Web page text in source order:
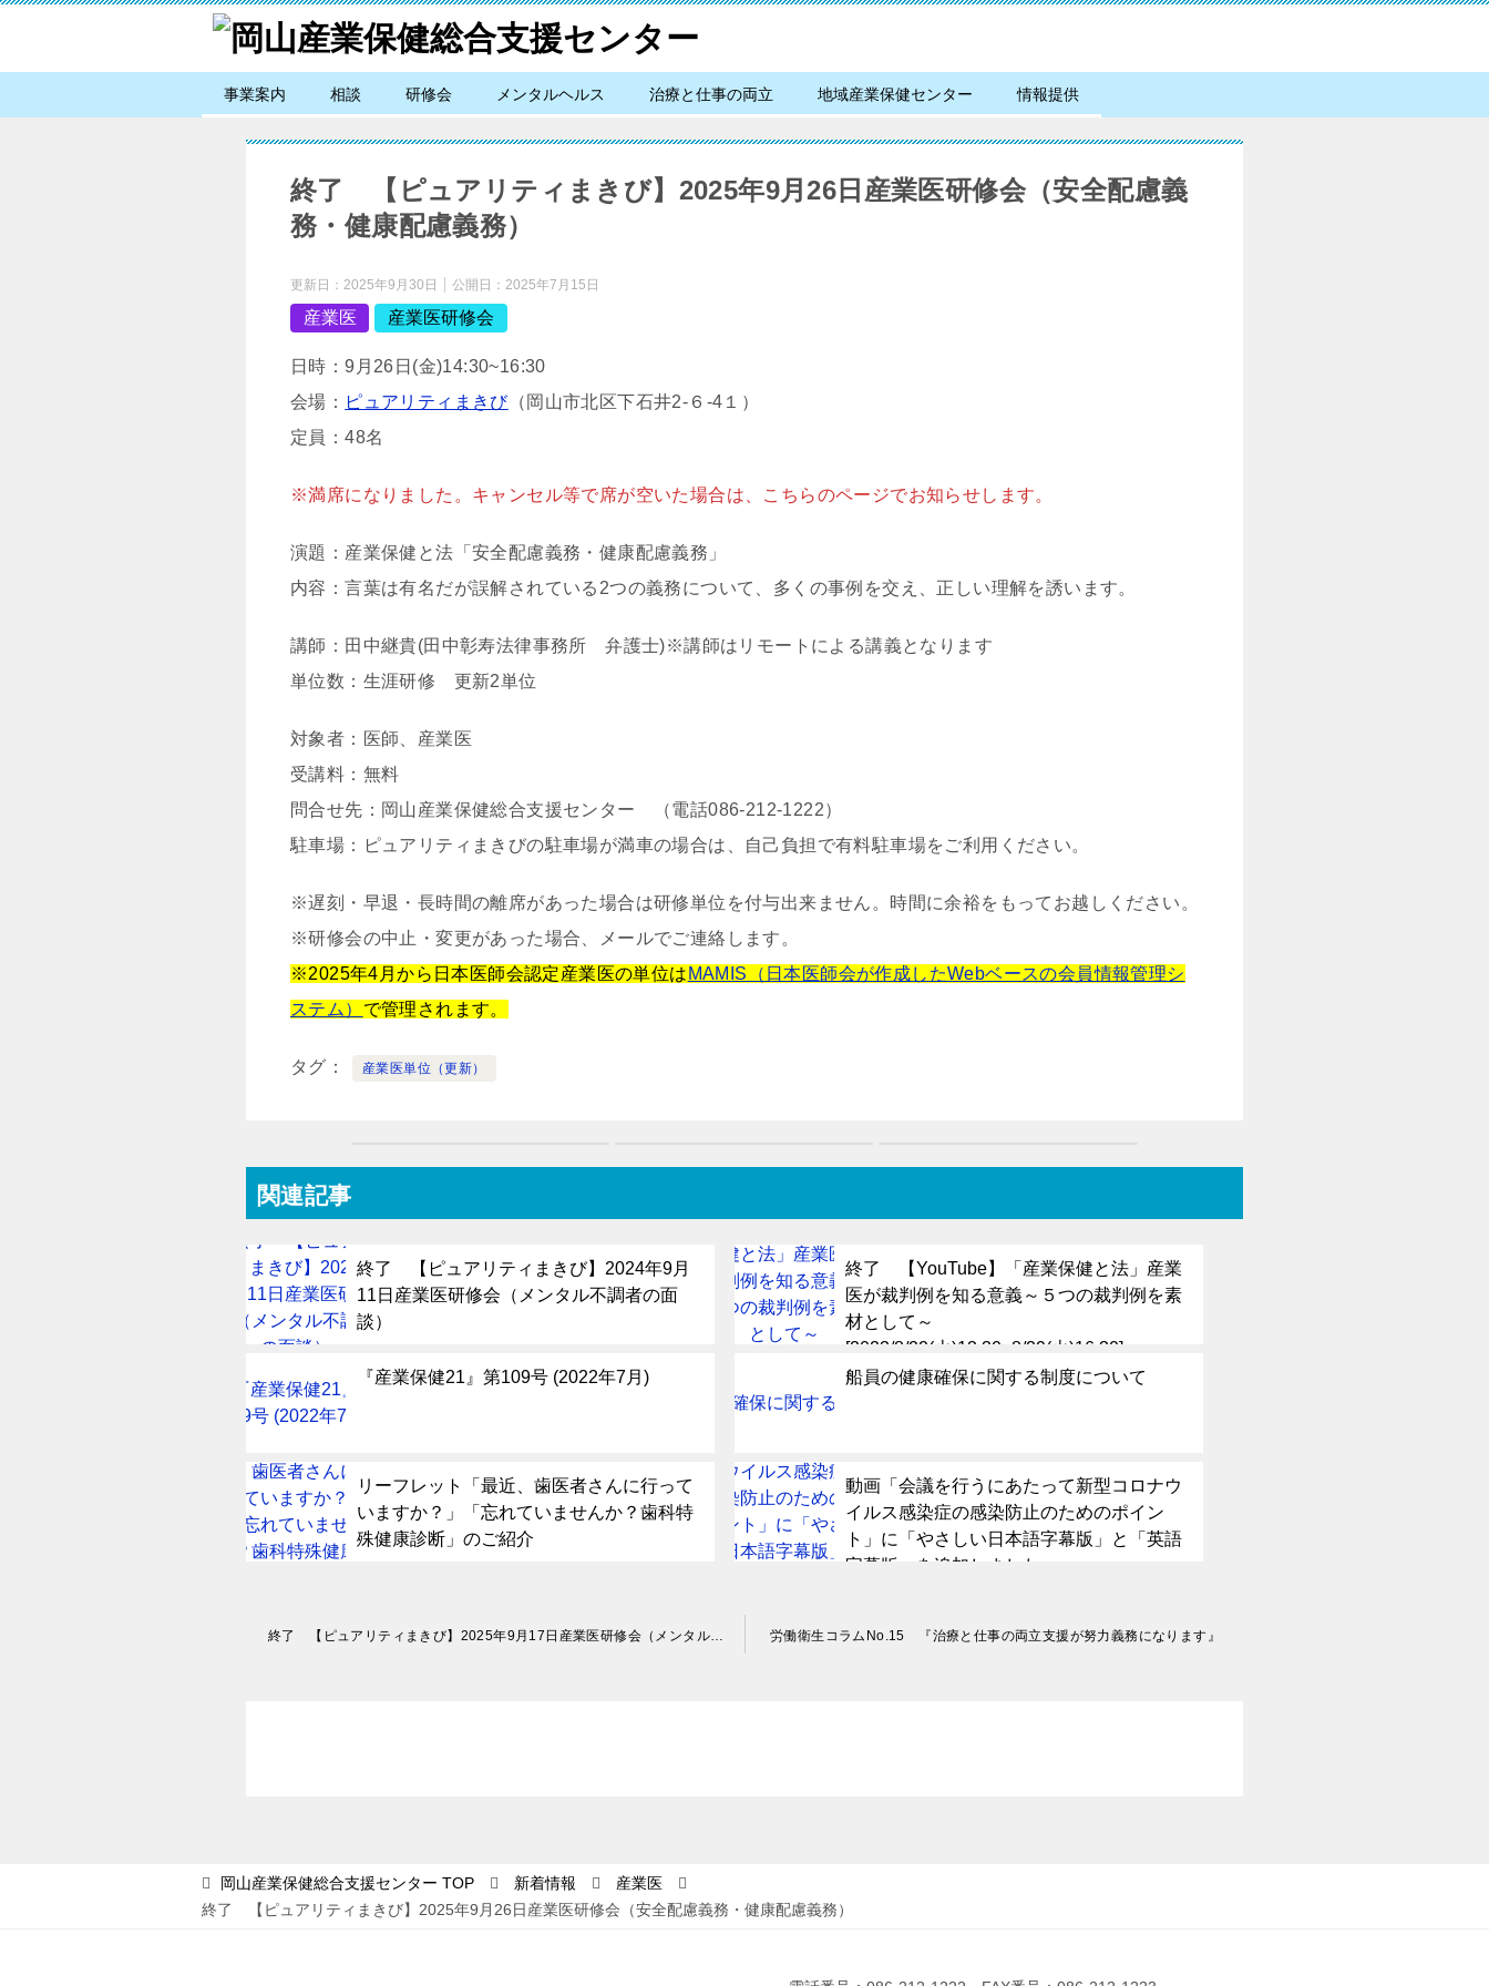
事業案内 相談 研修会 メンタルヘルス 治療と仕事の両立 地域産業保健センター 情報提供
終了 【ピュアリティまきび】2025年9月26日産業医研修会（安全配慮義
務・健康配慮義務）
更新日： 2025年9月30日 公開日： 2025年7月15日
産業医 産業医研修会
日時：9月26日(金)14:30~16:30
会場： ピュアリティまきび（岡山市北区下石井2-６-4１）
定員：48名
※満席になりました。キャンセル等で席が空いた場合は、こちらのページでお知らせします。
演題：産業保健と法「安全配慮義務・健康配慮義務」
内容：言葉は有名だが誤解されている2つの義務について、多くの事例を交え、正しい理解を誘います。
講師：田中継貴(田中彰寿法律事務所 弁護士)※講師はリモートによる講義となります
単位数：生涯研修 更新2単位
対象者：医師、産業医
受講料：無料
問合せ先：岡山産業保健総合支援センター （電話086-212-1222）
駐車場：ピュアリティまきびの駐車場が満車の場合は、自己負担で有料駐車場をご利用ください。
※遅刻・早退・長時間の離席があった場合は研修単位を付与出来ません。時間に余裕をもってお越しください。
※研修会の中止・変更があった場合、メールでご連絡します。
※2025年4月から日本医師会認定産業医の単位は MAMIS（日本医師会が作成したWebベースの会員情報管理シ
ステム） で管理されます。
タグ 産業医単位（更新）
関連記事
終了 【ピュアリティまきび】2024年9月
11日産業医研修会（メンタル不調者の面
談）
終了 【YouTube】「産業保健と法」産業
医が裁判例を知る意義～５つの裁判例を素
材として～
[2023/8/22(火)13:30~8/29(火)16:30]
『産業保健21』第109号 (2022年7月)
船員の健康確保に関する制度について
リーフレット「最近、歯医者さんに行って
いますか？」「忘れていませんか？歯科特
殊健康診断」のご紹介
動画「会議を行うにあたって新型コロナウ
イルス感染症の感染防止のためのポイン
ト」に「やさしい日本語字幕版」と「英語
字幕版」を追加しました。
投
ョ
ン
労働衛生コラムNo.15 『治療と仕事の両立支援が努力義務になります』
岡山産業保健総合支援センター TOP 新着情報
産業医
終了 【ピュアリティまきび】2025年9月26日産業医研修会（安全配慮義務・健康配慮義務）